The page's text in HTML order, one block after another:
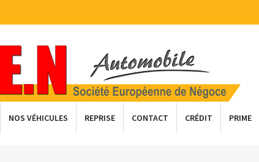
NOS VÉHICULES REPRISE CONTACT CRÉDIT PRIME